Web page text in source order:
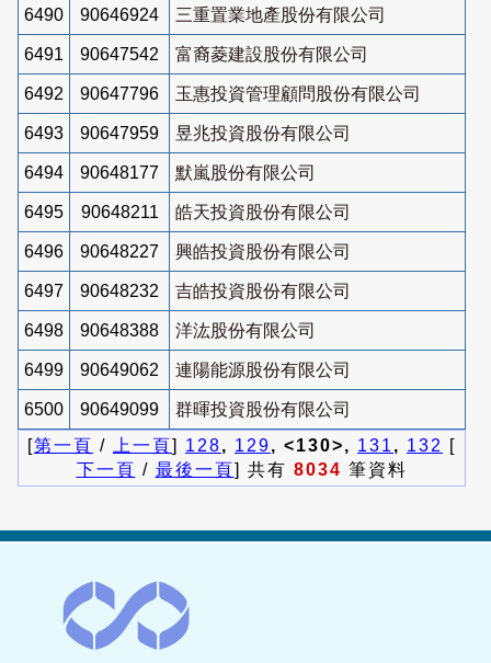
6490 90646924 三重置業地產股份有限公司
6491 90647542 富裔菱建設股份有限公司
6492 90647796 玉惠投資管理顧問股份有限公司
6493 90647959 昱兆投資股份有限公司
6494 90648177 默嵐股份有限公司
6495 90648211 皓天投資股份有限公司
6496 90648227 興皓投資股份有限公司
6497 90648232 吉皓投資股份有限公司
6498 90648388 洋汯股份有限公司
6499 90649062 連陽能源股份有限公司
6500 90649099
群暉投資股份有限公司
[第一頁 / 上一頁] 128, 129, <130>, 131 , 132
[
下一頁 / 最後一頁] 共有 8034 筆資料